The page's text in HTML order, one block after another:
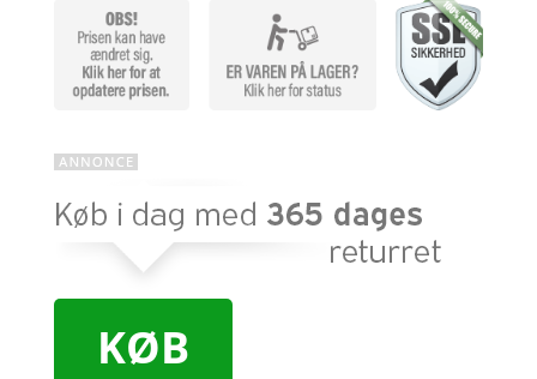
KØB